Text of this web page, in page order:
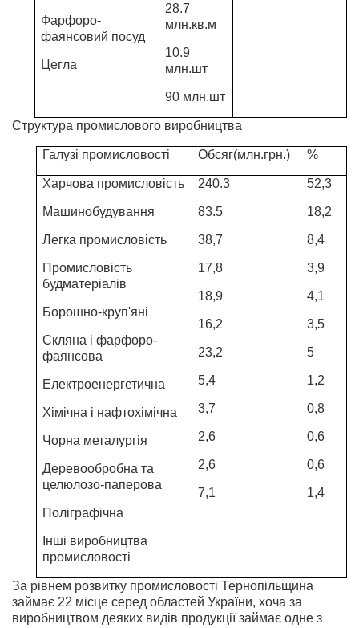
Фарфоро-
фаянсовий посуд
Цегла
28.7
млн.кв.м
10.9
млн.шт
90 млн.шт
Структура промислового виробництва
Галузі промисловості Обсяг(млн.грн.) %
Харчова промисловість
Машинобудування
Легка промисловість
Промисловість
будматеріалів
Борошно-круп'яні
Скляна і фарфоро-
фаянсова
Електроенергетична
Хімічна і нафтохімічна
Чорна металургія
Деревообробна та
целюлозо-паперова
Поліграфічна
Інші виробництва
промисловості
240.3
83.5
38,7
17,8
18,9
16,2
23,2
5,4
3,7
2,6
2,6
7,1
52,3
18,2
8,4
3,9
4,1
3,5
5
1,2
0,8
0,6
0,6
1,4
За рівнем розвитку промисловості Тернопільщина
займає 22 місце серед областей України, хоча за
виробництвом деяких видів продукції займає одне з